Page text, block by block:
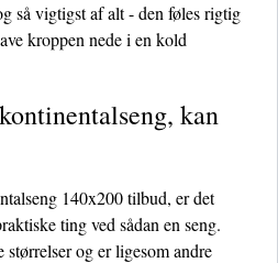
så vigtigst af alt - den føles rigtig
kroppen nede i en kold
kan
140x200 tilbud, er det
ting ved sådan en seng.
og er ligesom andre